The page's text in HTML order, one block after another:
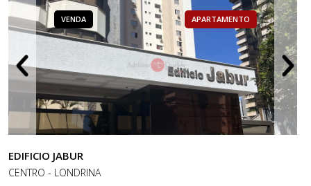
VENDA APARTAMENTO
EDIFICIO JABUR
CENTRO - LONDRINA